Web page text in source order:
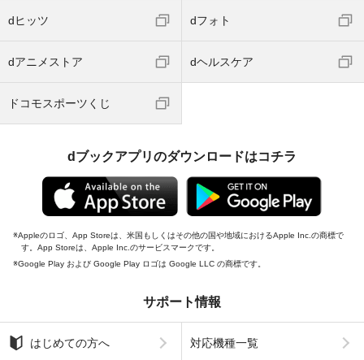
dヒッツ dフォト
dアニメストア dヘルスケア
ドコモスポーツくじ
dブックアプリのダウンロードはコチラ
Appleのロゴ、App Storeは、米国もしくはその他の国や地域におけるApple Inc.の商標で
す。App Storeは、Apple Inc.のサービスマークです。
Google Play および Google Play ロゴは Google LLC の商標です。
サポート情報
はじめての方へ 対応機種一覧